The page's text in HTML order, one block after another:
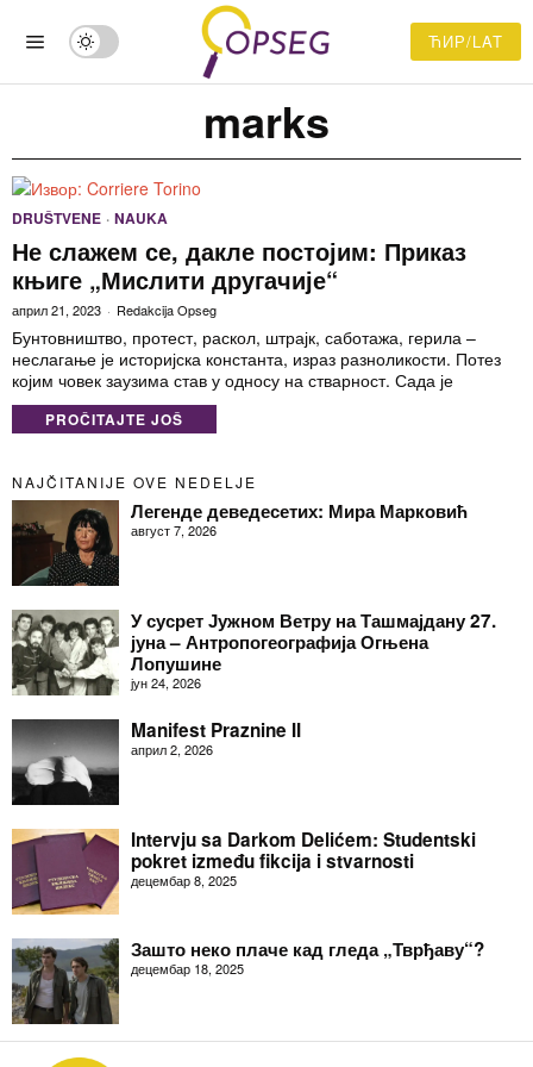
ЋИР/LAT
marks
DRUŠTVENE · NAUKA
Не слажем се, дакле постојим: Приказ
књиге „Мислити другачије“
април 21, 2023 Redakcija Opseg
Бунтовништво, протест, раскол, штрајк, саботажа, герила –
неслагање је историјска константа, израз разноликости. Потез
којим човек заузима став у односу на стварност. Сада је
PROČITAJTE JOŠ
NAJČITANIJE OVE NEDELJE
Легенде деведесетих: Мира Марковић
август 7, 2026
У сусрет Јужном Ветру на Ташмајдану 27.
јуна – Антропогеографија Огњена
Лопушине
јун 24, 2026
Manifest Praznine II
април 2, 2026
Intervju sa Darkom Delićem: Studentski
pokret između fikcija i stvarnosti
децембар 8, 2025
Зашто неко плаче кад гледа „Тврђаву“?
децембар 18, 2025